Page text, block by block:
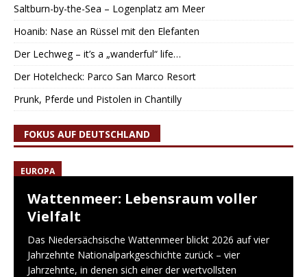
Saltburn-by-the-Sea – Logenplatz am Meer
Hoanib: Nase an Rüssel mit den Elefanten
Der Lechweg – it’s a „wanderful“ life…
Der Hotelcheck: Parco San Marco Resort
Prunk, Pferde und Pistolen in Chantilly
FOKUS AUF DEUTSCHLAND
EUROPA
Wattenmeer: Lebensraum voller
Vielfalt
Das Niedersächsische Wattenmeer blickt 2026 auf vier
Jahrzehnte Nationalparkgeschichte zurück – vier
Jahrzehnte, in denen sich einer der wertvollsten